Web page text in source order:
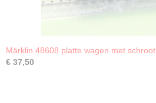
Märklin 48608 platte wagen met schroot
€ 37,50